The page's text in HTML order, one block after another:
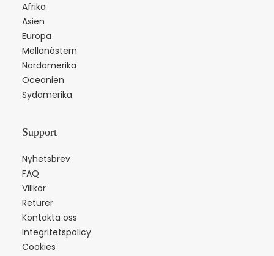
Afrika
Asien
Europa
Mellanöstern
Nordamerika
Oceanien
Sydamerika
Support
Nyhetsbrev
FAQ
Villkor
Returer
Kontakta oss
Integritetspolicy
Cookies